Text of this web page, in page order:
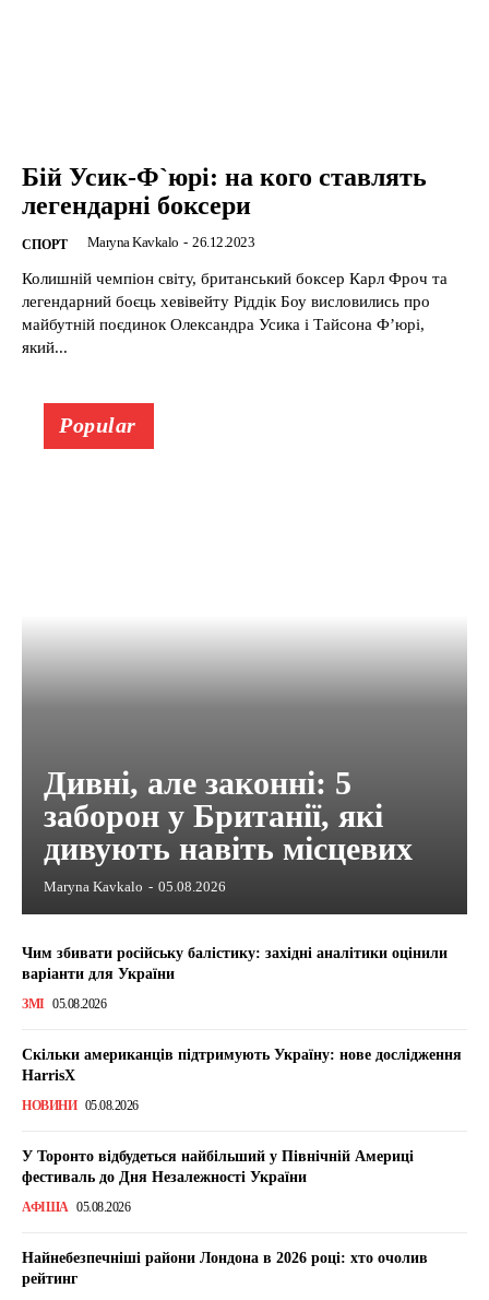
Бій Усик-Ф`юрі: на кого ставлять
легендарні боксери
CПОРТ Maryna Kavkalo - 26.12.2023
Колишній чемпіон світу, британський боксер Карл Фроч та
легендарний боєць хевівейту Ріддік Боу висловились про
майбутній поєдинок Олександра Усика і Тайсона Ф’юрі,
який...
Popular
Дивні, але законні: 5
заборон у Британії, які
дивують навіть місцевих
Maryna Kavkalo - 05.08.2026
Чим збивати російську балістику: західні аналітики оцінили
варіанти для України
ЗМІ 05.08.2026
Скільки американців підтримують Україну: нове дослідження
HarrisX
НОВИНИ 05.08.2026
У Торонто відбудеться найбільший у Північній Америці
фестиваль до Дня Незалежності України
АФІША 05.08.2026
Найнебезпечніші райони Лондона в 2026 році: хто очолив
рейтинг